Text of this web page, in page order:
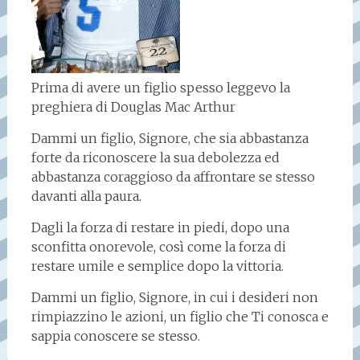
Prima di avere un figlio spesso leggevo la
preghiera di Douglas Mac Arthur
Dammi un figlio, Signore, che sia abbastanza
forte da riconoscere la sua debolezza ed
abbastanza coraggioso da affrontare se stesso
davanti alla paura.
Dagli la forza di restare in piedi, dopo una
sconfitta onorevole, così come la forza di
restare umile e semplice dopo la vittoria.
Dammi un figlio, Signore, in cui i desideri non
rimpiazzino le azioni, un figlio che Ti conosca e
sappia conoscere se stesso.